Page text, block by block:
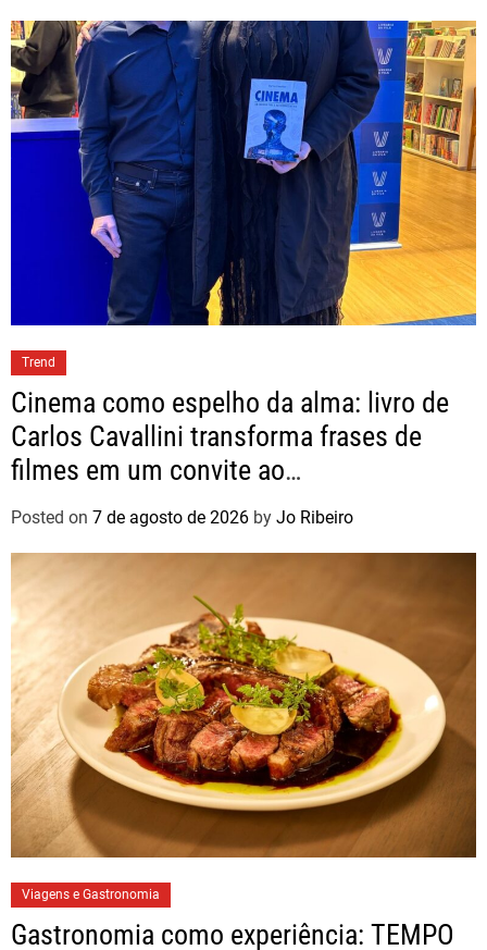
Trend
Cinema como espelho da alma: livro de
Carlos Cavallini transforma frases de
filmes em um convite ao
autoconhecimento
Posted on 7 de agosto de 2026 by Jo Ribeiro
Viagens e Gastronomia
Gastronomia como experiência: TEMPO